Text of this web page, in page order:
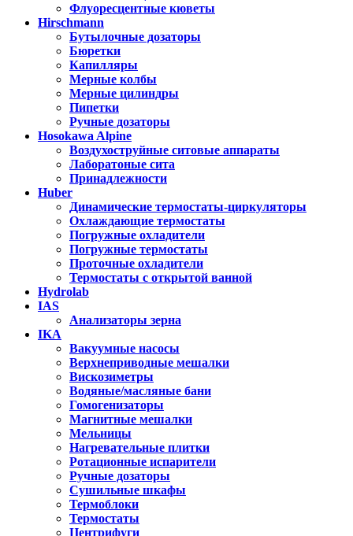
Флуоресцентные кюветы
Hirschmann
Бутылочные дозаторы
Бюретки
Капилляры
Мерные колбы
Мерные цилиндры
Пипетки
Ручные дозаторы
Hosokawa Alpine
Воздухоструйные ситовые аппараты
Лаборатоные сита
Принадлежности
Huber
Динамические термостаты-циркуляторы
Охлаждающие термостаты
Погружные охладители
Погружные термостаты
Проточные охладители
Термостаты с открытой ванной
Hydrolab
IAS
Анализаторы зерна
IKA
Вакуумные насосы
Верхнеприводные мешалки
Вискозиметры
Водяные/масляные бани
Гомогенизаторы
Магнитные мешалки
Мельницы
Нагревательные плитки
Ротационные испарители
Ручные дозаторы
Сушильные шкафы
Термоблоки
Термостаты
Центрифуги